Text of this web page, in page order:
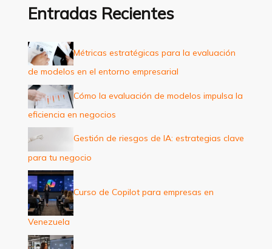
a
p
o
r
:
Entradas Recientes
Métricas estratégicas para la evaluación
de modelos en el entorno empresarial
Cómo la evaluación de modelos impulsa la
eficiencia en negocios
Gestión de riesgos de IA: estrategias clave
para tu negocio
Curso de Copilot para empresas en
Venezuela